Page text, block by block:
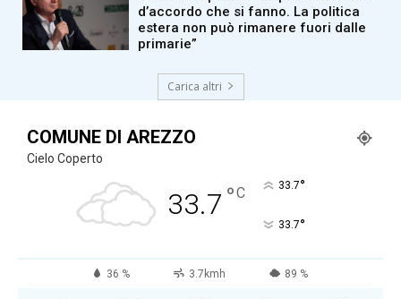
d’accordo che si fanno. La politica
estera non può rimanere fuori dalle
primarie”
Carica altri
COMUNE DI AREZZO
Cielo Coperto
33.7 °C 33.7°
33.7°
36 % 3.7kmh 89 %